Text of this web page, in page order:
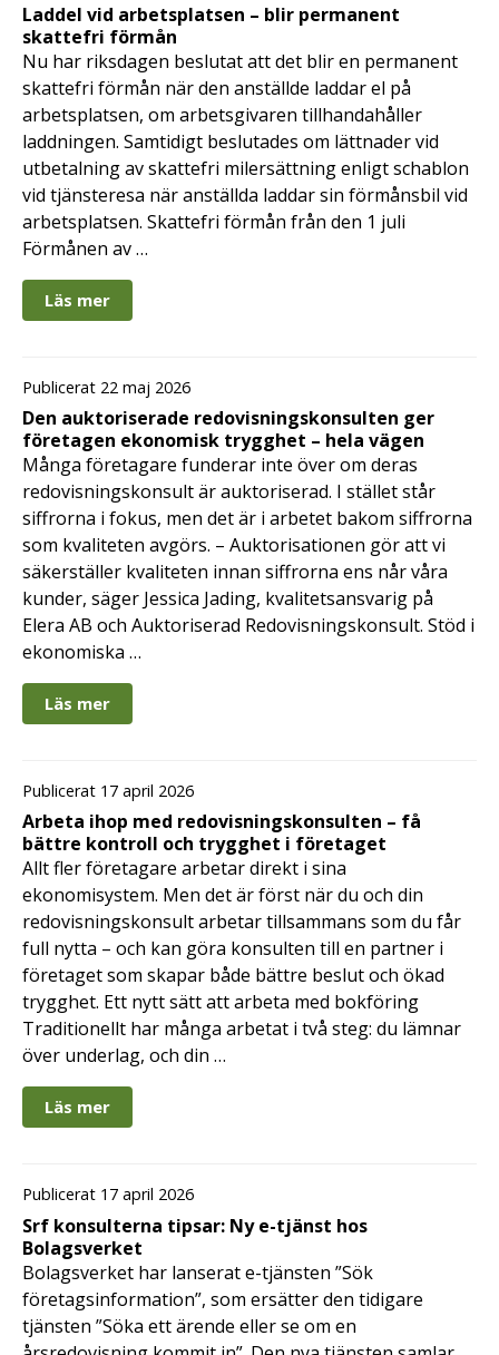
Laddel vid arbetsplatsen – blir permanent
skattefri förmån
Nu har riksdagen beslutat att det blir en permanent
skattefri förmån när den anställde laddar el på
arbetsplatsen, om arbetsgivaren tillhandahåller
laddningen. Samtidigt beslutades om lättnader vid
utbetalning av skattefri milersättning enligt schablon
vid tjänsteresa när anställda laddar sin förmånsbil vid
arbetsplatsen. Skattefri förmån från den 1 juli
Förmånen av …
Läs mer
Publicerat 22 maj 2026
Den auktoriserade redovisningskonsulten ger
företagen ekonomisk trygghet – hela vägen
Många företagare funderar inte över om deras
redovisningskonsult är auktoriserad. I stället står
siffrorna i fokus, men det är i arbetet bakom siffrorna
som kvaliteten avgörs. – Auktorisationen gör att vi
säkerställer kvaliteten innan siffrorna ens når våra
kunder, säger Jessica Jading, kvalitetsansvarig på
Elera AB och Auktoriserad Redovisningskonsult. Stöd i
ekonomiska …
Läs mer
Publicerat 17 april 2026
Arbeta ihop med redovisningskonsulten – få
bättre kontroll och trygghet i företaget
Allt fler företagare arbetar direkt i sina
ekonomisystem. Men det är först när du och din
redovisningskonsult arbetar tillsammans som du får
full nytta – och kan göra konsulten till en partner i
företaget som skapar både bättre beslut och ökad
trygghet. Ett nytt sätt att arbeta med bokföring
Traditionellt har många arbetat i två steg: du lämnar
över underlag, och din …
Läs mer
Publicerat 17 april 2026
Srf konsulterna tipsar: Ny e-tjänst hos
Bolagsverket
Bolagsverket har lanserat e-tjänsten ”Sök
företagsinformation”, som ersätter den tidigare
tjänsten ”Söka ett ärende eller se om en